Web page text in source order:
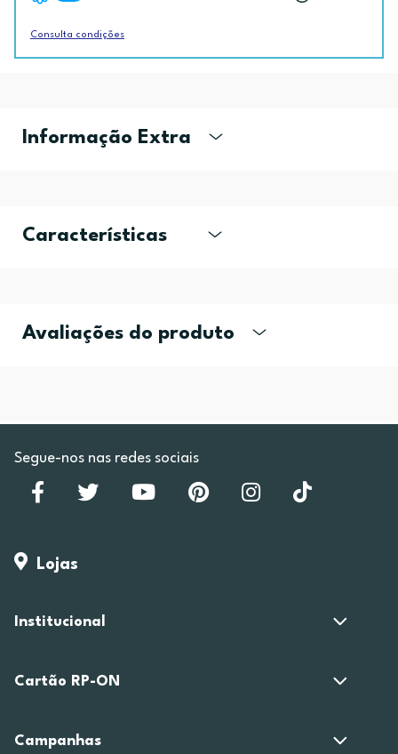
Consulta condições
Informação Extra
Características
Avaliações do produto
Segue-nos nas redes sociais
Lojas
Institucional
Cartão RP-ON
Campanhas